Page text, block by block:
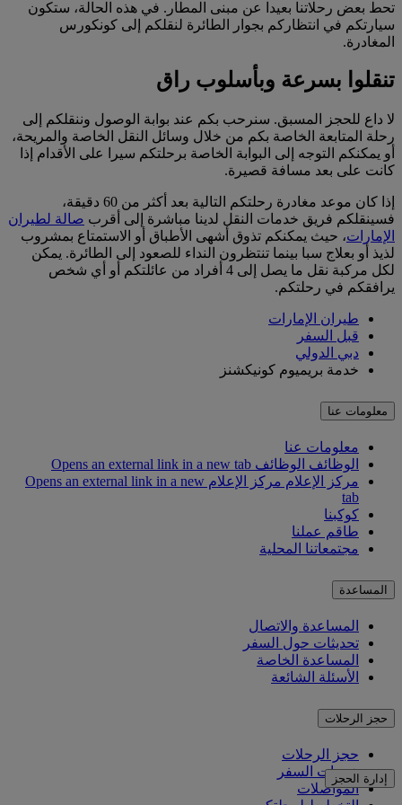
تحط بعض رحلاتنا بعيدا عن مبنى المطار. في هذه الحالة، ستكون
سيارتكم في انتظاركم بجوار الطائرة لنقلكم إلى كونكورس
المغادرة.
تنقلوا بسرعة وبأسلوب راق
لا داع للحجز المسبق. سنرحب بكم عند بوابة الوصول وننقلكم إلى
رحلة المتابعة الخاصة بكم من خلال وسائل النقل الخاصة والمريحة،
أو يمكنكم التوجه إلى البوابة الخاصة برحلتكم سيرا على الأقدام إذا
كانت على بعد مسافة قصيرة.
إذا كان موعد مغادرة رحلتكم التالية بعد أكثر من 60 دقيقة،
فسينقلكم فريق خدمات النقل لدينا مباشرة إلى أقرب صالة لطيران
الإمارات، حيث يمكنكم تذوق أشهى الأطباق أو الاستمتاع بمشروب
لذيذ أو بعلاج سبا بينما تنتظرون النداء للصعود إلى الطائرة. يمكن
لكل مركبة نقل ما يصل إلى 4 أفراد من عائلتكم أو أي شخص
يرافقكم في رحلتكم.
طيران الإمارات
قبل السفر
دبي الدولي
خدمة بريميوم كونيكشنز
معلومات عنا
معلومات عنا
الوظائف الوظائف Opens an external link in a new tab
مركز الإعلام
مركز الإعلام Opens an external link in a new
tab
كوكبنا
طاقم عملنا
مجتمعاتنا المحلية
المساعدة
المساعدة والاتصال
تحديثات حول السفر
المساعدة الخاصة
الأسئلة الشائعة
حجز الرحلات
حجز الرحلات
خدمات السفر
المواصلات
إدارة الحجز